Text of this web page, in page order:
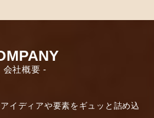
会社概要 -
イディアや要素をギュッと詰め込